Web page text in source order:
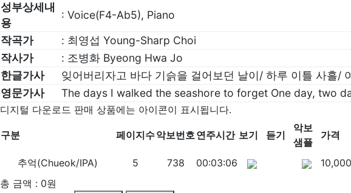
성부상세내
용
: Voice(F4-Ab5), Piano
작곡가
: 최영섭 Young-Sharp Choi
작사가
: 조병화 Byeong Hwa Jo
한글가사
잊어버리자고 바다 기슭을 걸어보던 날이/ 하루 이틀 사흘
영문가사 The days I walked the seashore to forget One day, two
디지털 다운로드 판매 상품에는 아이콘이 표시됩니다.
구분 페이지수악보번호연주시간 보기 듣기
악보
샘플
가격
추억(Chueok/IPA) 5 738 00:03:06 10,000
총 금액 : 0원